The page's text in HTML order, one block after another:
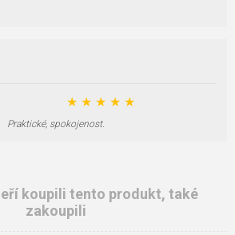
★ ★ ★ ★ ★
Praktické, spokojenost.
koupili tento produkt, také
zakoupili